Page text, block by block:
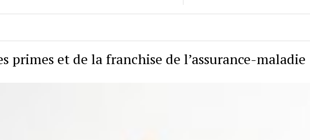
primes et de la franchise de l’assurance-maladie